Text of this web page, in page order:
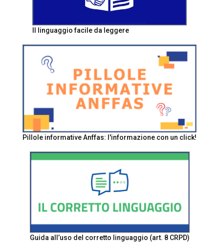
Il linguaggio facile da leggere
Pillole informative Anffas: l'informazione con un click!
Guida all’uso del corretto linguaggio (art. 8 CRPD)